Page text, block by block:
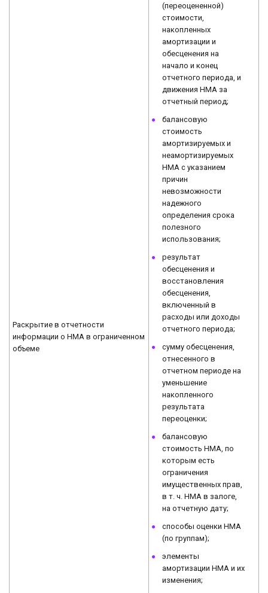
Раскрытие в отчетности
информации о НМА в ограниченном
объеме
(переоцененной)
стоимости,
накопленных
амортизации и
обесценения на
начало и конец
отчетного периода, и
движения НМА за
отчетный период;
балансовую
стоимость
амортизируемых и
неамортизируемых
НМА с указанием
причин
невозможности
надежного
определения срока
полезного
использования;
результат
обесценения и
восстановления
обесценения,
включенный в
расходы или доходы
отчетного периода;
сумму обесценения,
отнесенного в
отчетном периоде на
уменьшение
накопленного
результата
переоценки;
балансовую
стоимость НМА, по
которым есть
ограничения
имущественных прав,
в т. ч. НМА в залоге,
на отчетную дату;
способы оценки НМА
(по группам);
элементы
амортизации НМА и их
изменения;